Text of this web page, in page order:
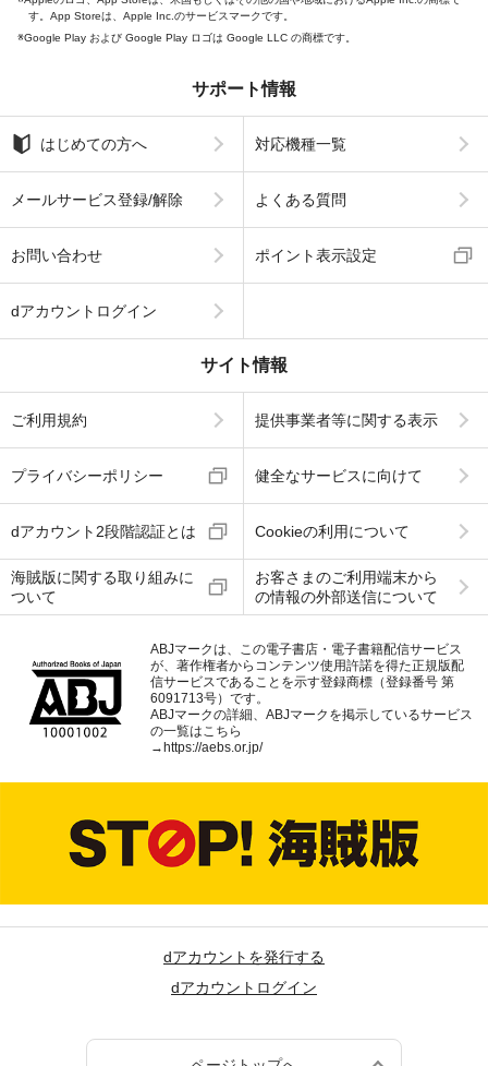
す。App Storeは、Apple Inc.のサービスマークです。
Google Play および Google Play ロゴは Google LLC の商標です。
サポート情報
はじめての方へ 対応機種一覧
メールサービス登録/解除 よくある質問
お問い合わせ ポイント表示設定
dアカウントログイン
サイト情報
ご利用規約 提供事業者等に関する表示
プライバシーポリシー 健全なサービスに向けて
dアカウント2段階認証とは Cookieの利用について
海賊版に関する取り組みに
ついて
お客さまのご利用端末から
の情報の外部送信について
ABJマークは、この電子書店・電子書籍配信サービス
が、著作権者からコンテンツ使用許諾を得た正規版配
信サービスであることを示す登録商標（登録番号 第
6091713号）です。
ABJマークの詳細、ABJマークを掲示しているサービス
の一覧はこちら
→ https://aebs.or.jp/
dアカウントを発行する
dアカウントログイン